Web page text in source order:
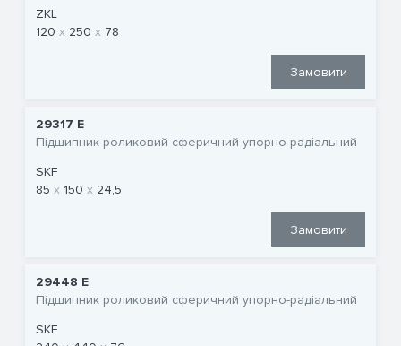
ZKL
120
250 78
Замовити
29317 E
Підшипник роликовий сферичний упорно-радіальний
SKF
85
150 24,5
Замовити
29448 E
Підшипник роликовий сферичний упорно-радіальний
SKF